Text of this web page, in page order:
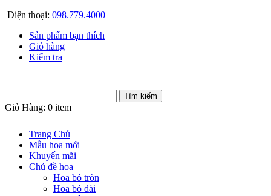
Điện thoại: 098.779.4000
Sản phẩm bạn thích
Giỏ hàng
Kiểm tra
Giỏ Hàng: 0 item
Trang Chủ
Mẫu hoa mới
Khuyến mãi
Chủ đề hoa
Hoa bó tròn
Hoa bó dài